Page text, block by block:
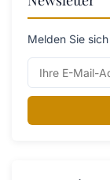
Melden Sie